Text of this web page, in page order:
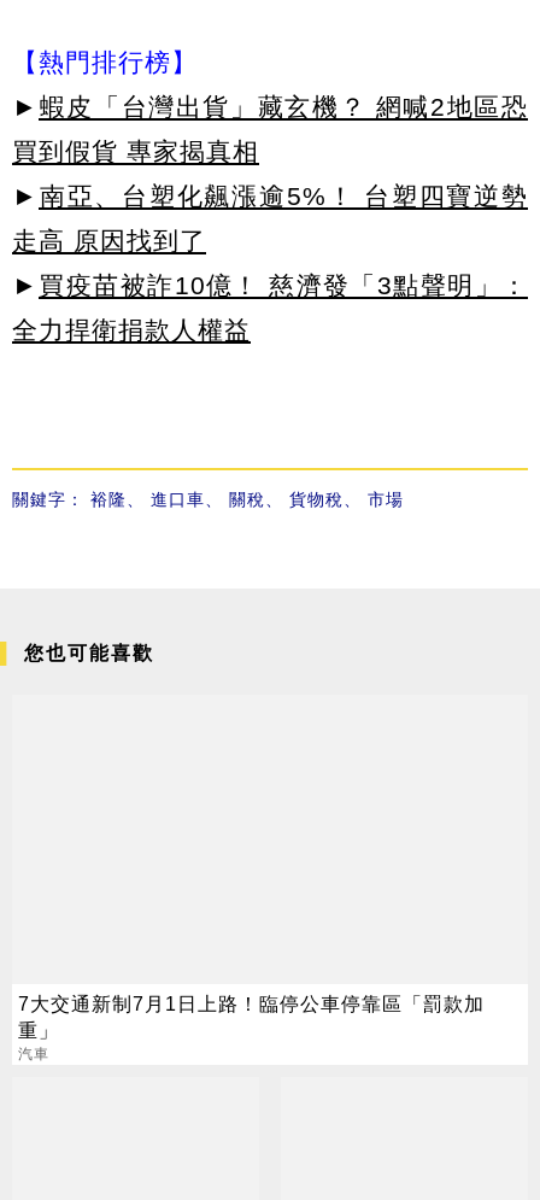
【熱門排行榜】
► 蝦皮「台灣出貨」藏玄機？ 網喊2地區恐
買到假貨 專家揭真相
► 南亞、台塑化飆漲逾5%！ 台塑四寶逆勢
走高 原因找到了
► 買疫苗被詐10億！ 慈濟發「3點聲明」：
全力捍衛捐款人權益
關鍵字： 裕隆 進口車 關稅 貨物稅 市場
您也可能喜歡
7大交通新制7月1日上路！臨停公車停靠區「罰款加
重」
汽車